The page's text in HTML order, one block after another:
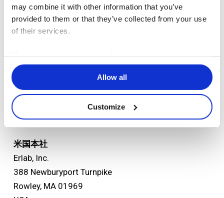
may combine it with other information that you’ve
provided to them or that they’ve collected from your use
of their services.
Allow all
Customize
欧州本社
Erlab D.F.S S.A.S
Tel: +33 (0) 2 32 09 55 80
F: +33 (0) 2 32 09 55 90
ventes@erlab.net
米国本社
Erlab, Inc.
388 Newburyport Turnpike
Rowley, MA 01969